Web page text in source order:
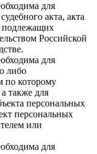
для
акта, акта
подлежащих
Российской
для
либо
по которому
также для
персональных
персональных
или
для